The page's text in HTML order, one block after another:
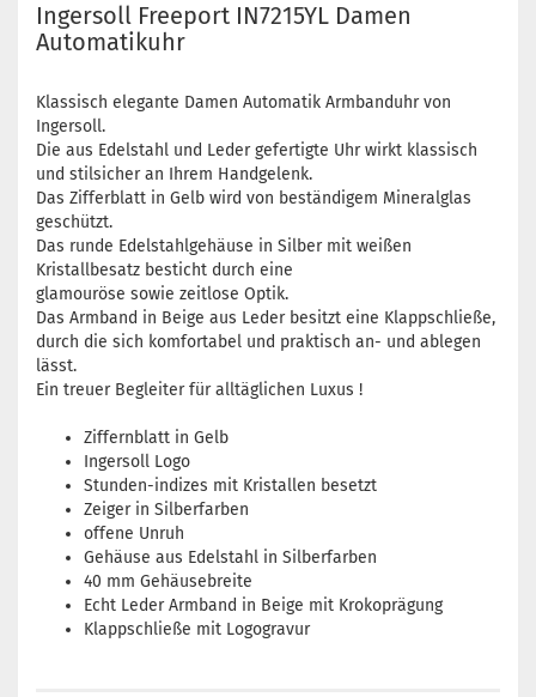
Ingersoll Freeport IN7215YL Damen
Automatikuhr
Klassisch elegante Damen Automatik Armbanduhr von
Ingersoll.
Die aus Edelstahl und Leder gefertigte Uhr wirkt klassisch
und stilsicher an Ihrem Handgelenk.
Das Zifferblatt in Gelb wird von beständigem Mineralglas
geschützt.
Das runde Edelstahlgehäuse in Silber mit weißen
Kristallbesatz besticht durch eine
glamouröse sowie zeitlose Optik.
Das Armband in Beige aus Leder besitzt eine Klappschließe,
durch die sich komfortabel und praktisch an- und ablegen
lässt.
Ein treuer Begleiter für alltäglichen Luxus !
Ziffernblatt in Gelb
Ingersoll Logo
Stunden-indizes mit Kristallen besetzt
Zeiger in Silberfarben
offene Unruh
Gehäuse aus Edelstahl in Silberfarben
40 mm Gehäusebreite
Echt Leder Armband in Beige mit Krokoprägung
Klappschließe mit Logogravur